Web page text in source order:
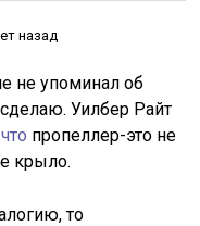
назад
не упоминал об
Уилбер Райт
пропеллер-это не
крыло.
то